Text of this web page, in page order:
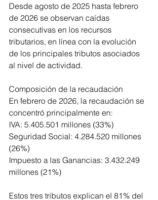
Desde agosto de 2025 hasta febrero
de 2026 se observan caídas
consecutivas en los recursos
tributarios, en línea con la evolución
de los principales tributos asociados
al nivel de actividad.
Composición de la recaudación
En febrero de 2026, la recaudación se
concentró principalmente en:
IVA: 5.405.501 millones (33%)
Seguridad Social: 4.284.520 millones
(26%)
Impuesto a las Ganancias: 3.432.249
millones (21%)
Estos tres tributos explican el 81% del